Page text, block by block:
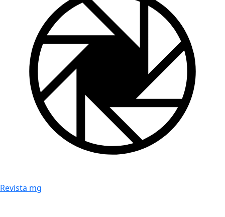
Revista mg